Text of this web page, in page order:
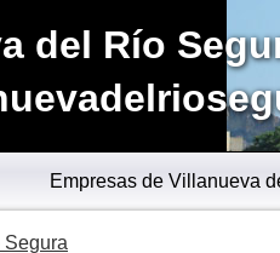
del Río
Empresas de Villanueva